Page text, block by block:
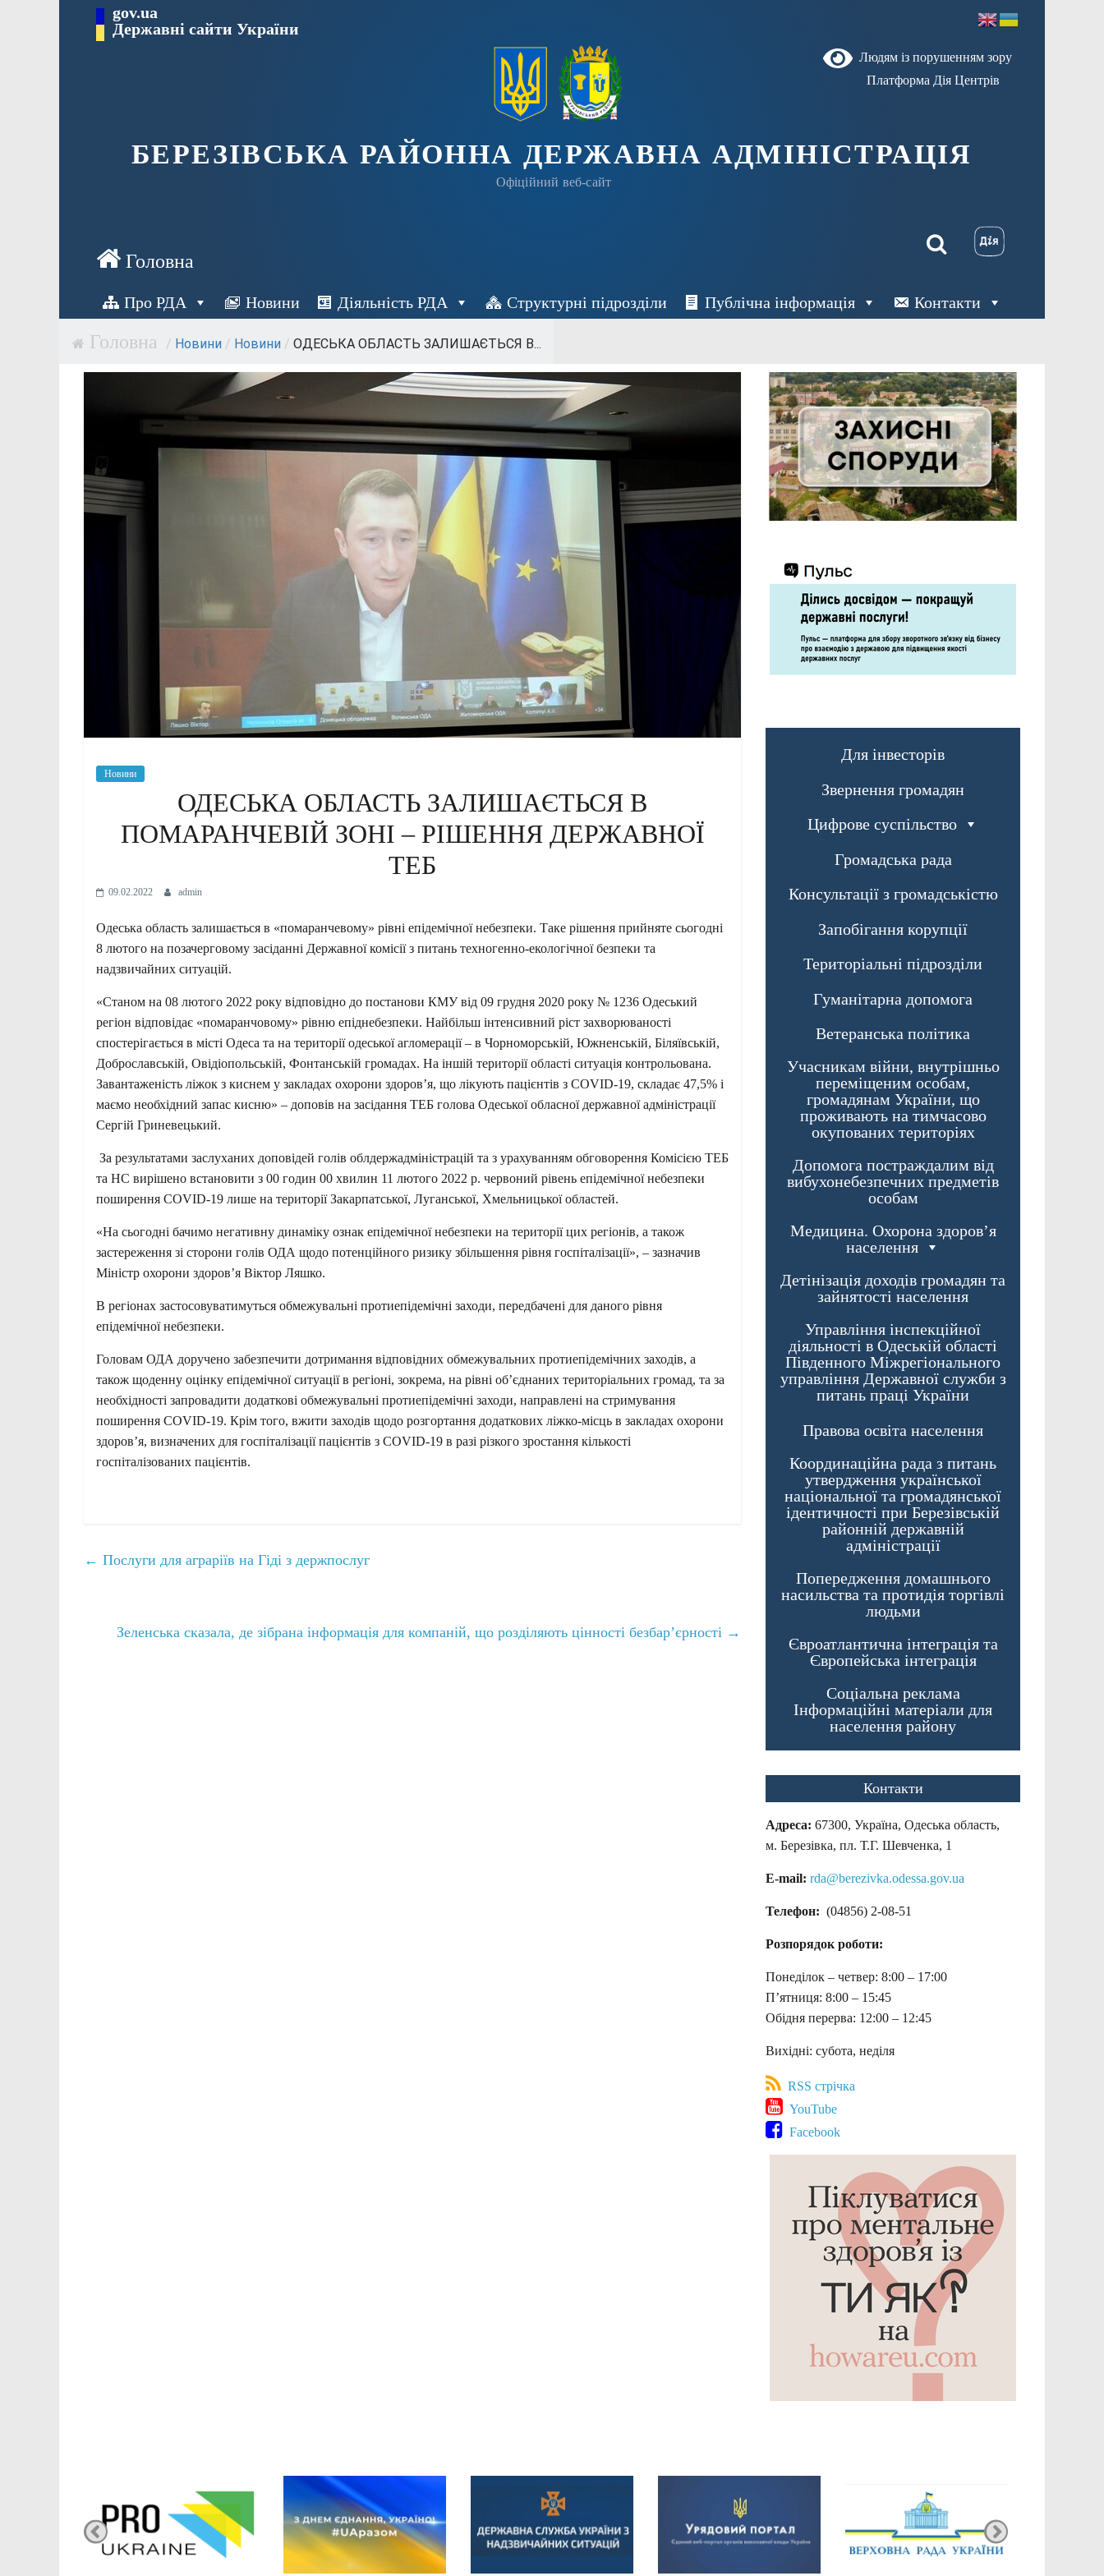
Перейти gov.ua
Державні сайти України
Людям із порушенням зору
Платформа Дія Центрів
БЕРЕЗІВСЬКА РАЙОННА ДЕРЖАВНА АДМІНІСТРАЦІЯ
Офіційний веб-сайт
Про РДА Новини Діяльність РДА Структурні підрозділи Публічна інформація Контакти
/ Новини / Новини / ОДЕСЬКА ОБЛАСТЬ ЗАЛИШАЄТЬСЯ В...
Новини
ОДЕСЬКА ОБЛАСТЬ ЗАЛИШАЄТЬСЯ В
ПОМАРАНЧЕВІЙ ЗОНІ – РІШЕННЯ ДЕРЖАВНОЇ
ТЕБ
09.02.2022 admin
Одеська область залишається в «помаранчевому» рівні епідемічної небезпеки. Таке рішення прийняте сьогодні
8 лютого на позачерговому засіданні Державної комісії з питань техногенно-екологічної безпеки та
надзвичайних ситуацій.
«Станом на 08 лютого 2022 року відповідно до постанови КМУ від 09 грудня 2020 року № 1236 Одеський
регіон відповідає «помаранчовому» рівню епіднебезпеки. Найбільш інтенсивний ріст захворюваності
спостерігається в місті Одеса та на території одеської агломерації – в Чорноморській, Южненській, Біляївській,
Доброславській, Овідіопольській, Фонтанській громадах. На іншій території області ситуація контрольована.
Завантаженість ліжок з киснем у закладах охорони здоров’я, що лікують пацієнтів з COVID-19, складає 47,5% і
маємо необхідний запас кисню» – доповів на засідання ТЕБ голова Одеської обласної державної адміністрації
Сергій Гриневецький.
За результатами заслуханих доповідей голів облдержадміністрацій та з урахуванням обговорення Комісією ТЕБ
та НС вирішено встановити з 00 годин 00 хвилин 11 лютого 2022 р. червоний рівень епідемічної небезпеки
поширення COVID-19 лише на території Закарпатської, Луганської, Хмельницької областей.
«На сьогодні бачимо негативну динаміку ознак епідемічної небезпеки на території цих регіонів, а також
застереження зі сторони голів ОДА щодо потенційного ризику збільшення рівня госпіталізації», – зазначив
Міністр охорони здоров’я Віктор Ляшко.
В регіонах застосовуватимуться обмежувальні протиепідемічні заходи, передбачені для даного рівня
епідемічної небезпеки.
Головам ОДА доручено забезпечити дотримання відповідних обмежувальних протиепідемічних заходів, а
також щоденну оцінку епідемічної ситуації в регіоні, зокрема, на рівні об’єднаних територіальних громад, та за
необхідності запровадити додаткові обмежувальні протиепідемічні заходи, направлені на стримування
поширення COVID-19. Крім того, вжити заходів щодо розгортання додаткових ліжко-місць в закладах охорони
здоров’я, визначених для госпіталізації пацієнтів з COVID-19 в разі різкого зростання кількості
госпіталізованих пацієнтів.
← Послуги для аграріїв на Гіді з держпослуг
Зеленська сказала, де зібрана інформація для компаній, що розділяють цінності безбар’єрності →
Для інвесторів
Звернення громадян
Цифрове суспільство
Громадська рада
Консультації з громадськістю
Запобігання корупції
Територіальні підрозділи
Гуманітарна допомога
Ветеранська політика
Учасникам війни, внутрішньо
переміщеним особам,
громадянам України, що
проживають на тимчасово
окупованих територіях
Допомога постраждалим від
вибухонебезпечних предметів
особам
Медицина. Охорона здоров’я
населення
Детінізація доходів громадян та
зайнятості населення
Управління інспекційної
діяльності в Одеській області
Південного Міжрегіонального
управління Державної служби з
питань праці України
Правова освіта населення
Координаційна рада з питань
утвердження української
національної та громадянської
ідентичності при Березівській
районній державній
адміністрації
Попередження домашнього
насильства та протидія торгівлі
людьми
Євроатлантична інтеграція та
Європейська інтеграція
Соціальна реклама
Інформаційні матеріали для
населення району
Контакти
Адреса: 67300, Україна, Одеська область,
м. Березівка, пл. Т.Г. Шевченка, 1
E-mail: rda@berezivka.odessa.gov.ua
Телефон: (04856) 2-08-51
Розпорядок роботи:
Понеділок – четвер: 8:00 – 17:00
П’ятниця: 8:00 – 15:45
Обідня перерва: 12:00 – 12:45
Вихідні: субота, неділя
RSS стрічка
YouTube
Facebook